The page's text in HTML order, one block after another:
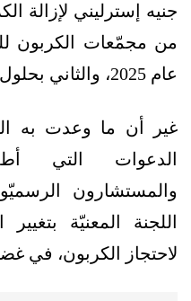
جنيه إسترليني لإزالة
من مجمّعات الكربون
عام 2025، والثاني بحلول 2030.
غير أن ما وعدت به
الدعوات التي
والمستشارون
اللجنة المعنيّة
لاحتجاز الكربون، في غضون